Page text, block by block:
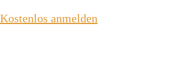
Kostenlos anmelden